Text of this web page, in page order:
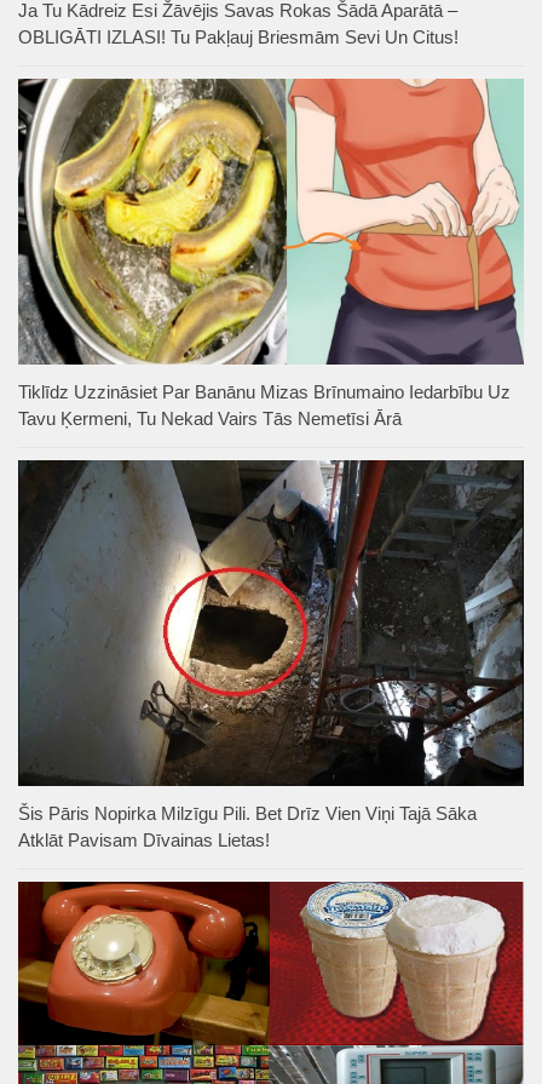
Ja Tu Kādreiz Esi Žāvējis Savas Rokas Šādā Aparātā –
OBLIGĀTI IZLASI! Tu Pakļauj Briesmām Sevi Un Citus!
Tiklīdz Uzzināsiet Par Banānu Mizas Brīnumaino Iedarbību Uz
Tavu Ķermeni, Tu Nekad Vairs Tās Nemetīsi Ārā
Šis Pāris Nopirka Milzīgu Pili. Bet Drīz Vien Viņi Tajā Sāka
Atklāt Pavisam Dīvainas Lietas!